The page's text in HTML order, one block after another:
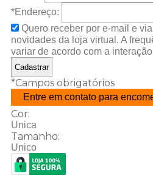
*Endereço:
Quero receber por e-mail e
novidades da loja virtual. A
variar de acordo com a
*Campos obrigatórios
Entre em contato para
Cor:
Unica
Tamanho:
Unico